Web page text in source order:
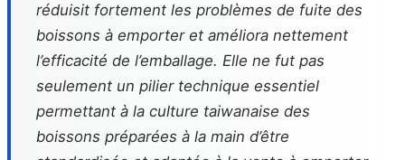
réduisit fortement les problèmes de fuite des
boissons à emporter et améliora nettement
l’efficacité de l’emballage. Elle ne fut pas
seulement un pilier technique essentiel
permettant à la culture taiwanaise des
boissons préparées à la main d’être